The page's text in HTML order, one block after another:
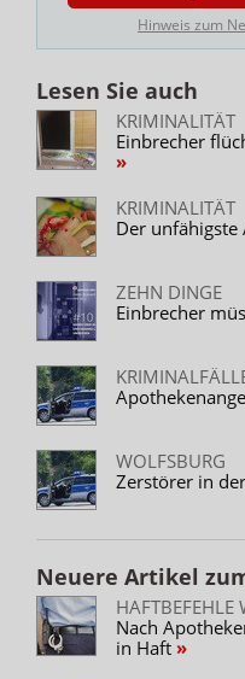
Hinweis zum
Lesen Sie auch
KRIMINALITÄT
Einbrecher
KRIMINALITÄT
Der unfähigste
ZEHN DINGE
Einbrecher
WOLFSBURG
Zerstörer in
Neuere Artikel
HAFTBEFEHLE
Nach
in Haft